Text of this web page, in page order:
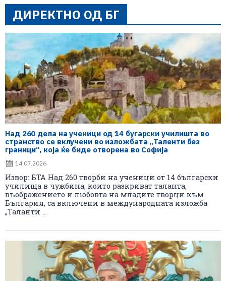
ДИРЕКТНО ОД БГ
Над 260 дела на ученици од 14 бугарски училишта во
странство се вклучени во изложбата „Таленти без
граници“, која ќе биде отворена во Софија
14.07.2026
Извор: БТА Над 260 творби на ученици от 14 български
училища в чужбина, които разкриват таланта,
въображението и любовта на младите творци към
България, са включени в международната изложба
„Таланти ...